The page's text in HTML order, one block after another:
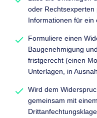
oder
Informationen für ein
Formuliere einen
Baugenehmigung
fristgerecht (einen
Unterlagen, in
Wird dem
gemeinsam mit